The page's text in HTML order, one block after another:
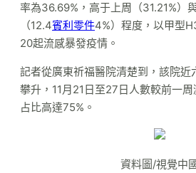
率為36.69%，高于上周（31.21%）
（12.4賓利零件4%）程度，以甲型
20起流感暴發疫情。
記者從廣東祈福醫院清楚到，該院近
攀升，11月21日至27日人數較前一
占比高達75%。
資料圖/視覺中